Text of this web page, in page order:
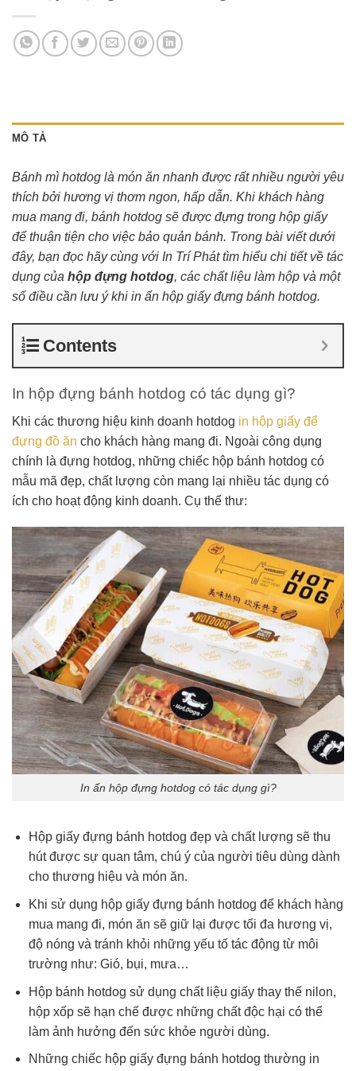
MÔ TẢ
Bánh mì hotdog là món ăn nhanh được rất nhiều người yêu
thích bởi hương vị thơm ngon, hấp dẫn. Khi khách hàng
mua mang đi, bánh hotdog sẽ được đựng trong hộp giấy
để thuận tiện cho việc bảo quản bánh. Trong bài viết dưới
đây, bạn đọc hãy cùng với In Trí Phát tìm hiểu chi tiết về tác
dụng của hộp đựng hotdog, các chất liệu làm hộp và một
số điều cần lưu ý khi in ấn hộp giấy đựng bánh hotdog.
Contents
In hộp đựng bánh hotdog có tác dụng gì?
Khi các thương hiệu kinh doanh hotdog in hộp giấy để
đựng đồ ăn cho khách hàng mang đi. Ngoài công dụng
chính là đựng hotdog, những chiếc hộp bánh hotdog có
mẫu mã đẹp, chất lượng còn mang lại nhiều tác dụng có
ích cho hoạt động kinh doanh. Cụ thể thư:
In ấn hộp đựng hotdog có tác dụng gì?
Hộp giấy đựng bánh hotdog đẹp và chất lượng sẽ thu
hút được sự quan tâm, chú ý của người tiêu dùng dành
cho thương hiệu và món ăn.
Khi sử dụng hộp giấy đựng bánh hotdog để khách hàng
mua mang đi, món ăn sẽ giữ lại được tối đa hương vị,
độ nóng và tránh khỏi những yếu tố tác động từ môi
trường như: Gió, bụi, mưa…
Hộp bánh hotdog sử dụng chất liệu giấy thay thế nilon,
hộp xốp sẽ hạn chế được những chất độc hại có thể
làm ảnh hưởng đến sức khỏe người dùng.
Những chiếc hộp giấy đựng bánh hotdog thường in